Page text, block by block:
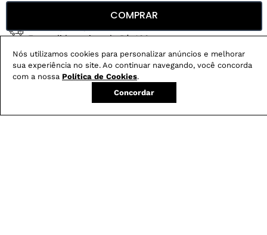
Nós utilizamos cookies para personalizar anúncios e melhorar
sua experiência no site. Ao continuar navegando, você concorda
com a nossa Política de Cookies.
Concordar
Conheça nossosbenefícios:
FRETE GRÁTIS
Em pedidos acima de R$ 499
Compre no site e retire na loja gratuitamente
Troque na loja sem custo ou, pelo site
com até 2 trocas gratuitas.
COMPRAR